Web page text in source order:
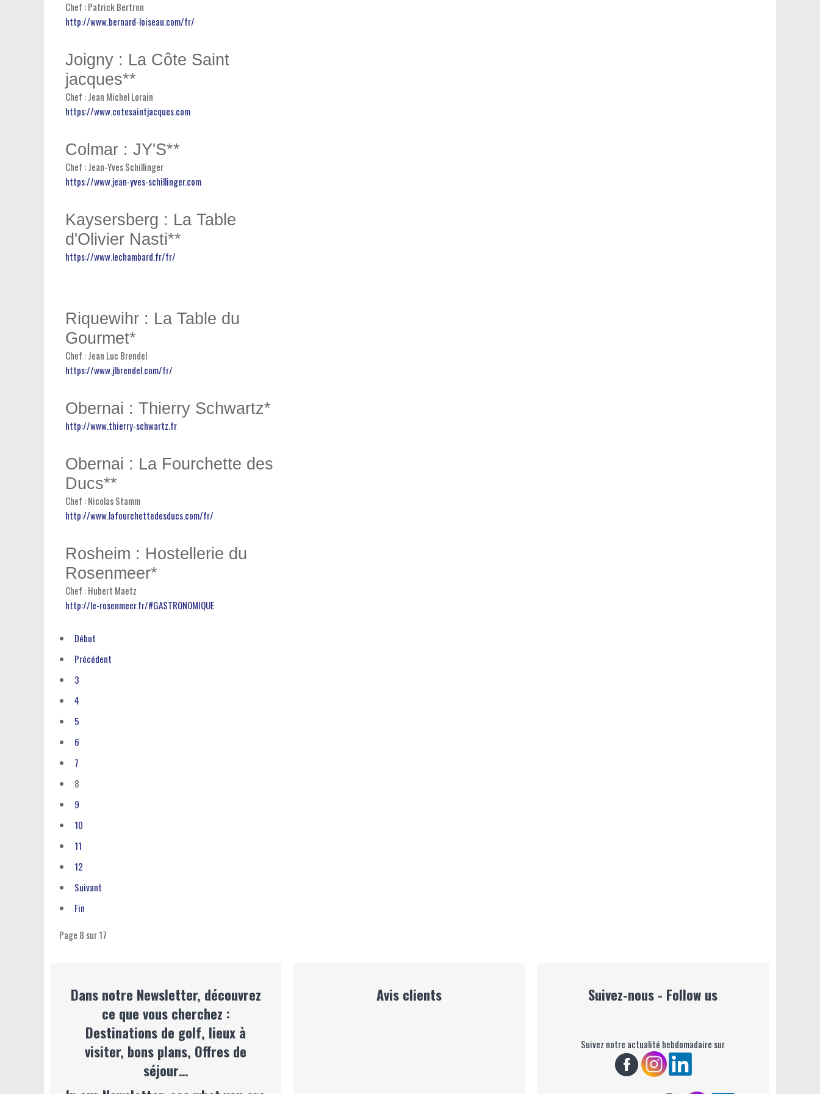
Chef : Patrick Bertron
http://www.bernard-loiseau.com/fr/
Joigny : La Côte Saint
jacques**
Chef : Jean Michel Lorain
https://www.cotesaintjacques.com
Colmar : JY'S**
Chef : Jean-Yves Schillinger
https://www.jean-yves-schillinger.com
Kaysersberg : La Table
d'Olivier Nasti**
https://www.lechambard.fr/fr/
Riquewihr : La Table du
Gourmet*
Chef : Jean Luc Brendel
https://www.jlbrendel.com/fr/
Obernai : Thierry Schwartz*
http://www.thierry-schwartz.fr
Obernai : La Fourchette des
Ducs**
Chef : Nicolas Stamm
http://www.lafourchettedesducs.com/fr/
Rosheim : Hostellerie du
Rosenmeer*
Chef : Hubert Maetz
http://le-rosenmeer.fr/#GASTRONOMIQUE
Début
Précédent
3
4
5
6
7
8
9
10
11
12
Suivant
Fin
Page 8 sur 17
Dans notre Newsletter, découvrez
ce que vous cherchez :
Destinations de golf, lieux à
visiter, bons plans, Offres de
séjour…
Avis clients Suivez-nous - Follow us
Suivez notre actualité hebdomadaire sur